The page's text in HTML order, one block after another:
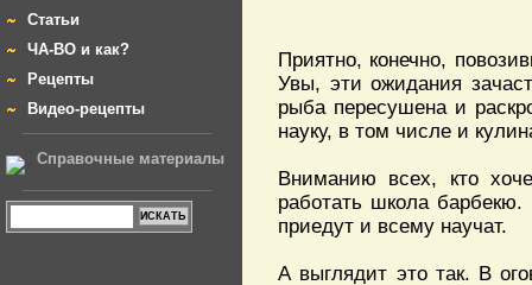
Статьи
ЧА-ВО и как?
Рецепты
Видео-рецепты
Справочные материалы
Приятно, конечно,
Увы, эти ожидания
рыба пересушена и
науку, в том числе и
Вниманию всех, кто
работать школа
приедут и всему научат.
А выглядит это так. В